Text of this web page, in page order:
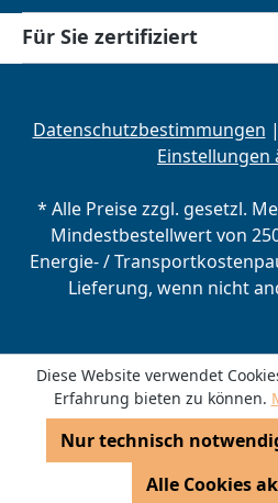
Für Sie zertifiziert
Datenschutzbestimmungen |
Einstellungen
* Alle Preise zzgl. gesetzl.
Mindestbestellwert von
Energie- /
Lieferung, wenn nicht
Diese Website verwendet
Erfahrung bieten zu können.
Nur technisch
Alle Cookies